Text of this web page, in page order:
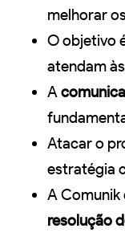
melhorar
O objetivo
atendam
A
Atacar o
estratégia
A Comunik
resolução